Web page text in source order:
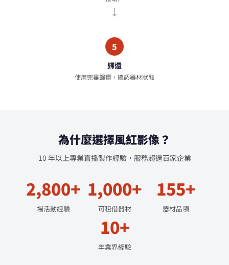
5
歸還
使用完畢歸還，確認器材狀態
為什麼選擇風紅影像？
10 年以上專業直播製作經驗，服務超過百家企業
2,800+
場活動經驗
1,000+
可租借器材
155+
器材品項
10+
年業界經驗